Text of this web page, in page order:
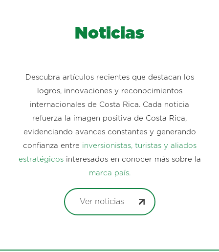
Noticias
Descubra artículos recientes que destacan los
logros, innovaciones y reconocimientos
internacionales de Costa Rica. Cada noticia
refuerza la imagen positiva de Costa Rica,
evidenciando avances constantes y generando
confianza entre inversionistas, turistas y aliados
estratégicos interesados en conocer más sobre la
marca país.
Ver noticias